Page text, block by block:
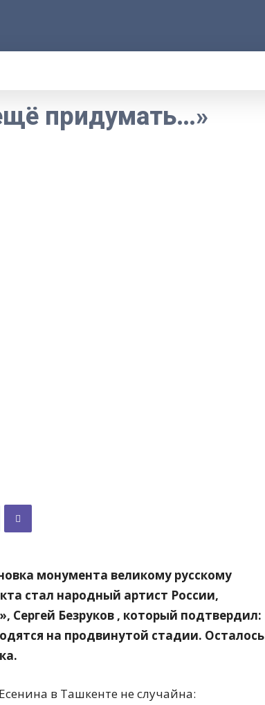
придумать…»
монумента великому русскому
стал народный артист России,
Сергей Безруков , который подтвердил:
на продвинутой стадии. Осталось
в Ташкенте не случайна: